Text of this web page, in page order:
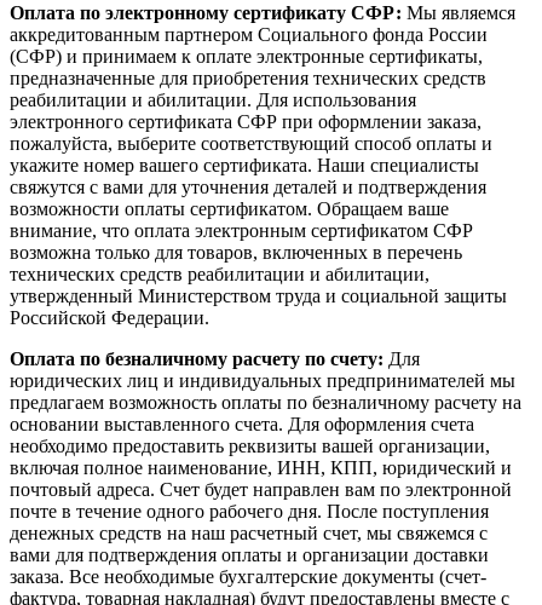
Оплата по электронному сертификату СФР: Мы являемся
аккредитованным партнером Социального фонда России
(СФР) и принимаем к оплате электронные сертификаты,
предназначенные для приобретения технических средств
реабилитации и абилитации. Для использования
электронного сертификата СФР при оформлении заказа,
пожалуйста, выберите соответствующий способ оплаты и
укажите номер вашего сертификата. Наши специалисты
свяжутся с вами для уточнения деталей и подтверждения
возможности оплаты сертификатом. Обращаем ваше
внимание, что оплата электронным сертификатом СФР
возможна только для товаров, включенных в перечень
технических средств реабилитации и абилитации,
утвержденный Министерством труда и социальной защиты
Российской Федерации.
Оплата по безналичному расчету по счету: Для
юридических лиц и индивидуальных предпринимателей мы
предлагаем возможность оплаты по безналичному расчету на
основании выставленного счета. Для оформления счета
необходимо предоставить реквизиты вашей организации,
включая полное наименование, ИНН, КПП, юридический и
почтовый адреса. Счет будет направлен вам по электронной
почте в течение одного рабочего дня. После поступления
денежных средств на наш расчетный счет, мы свяжемся с
вами для подтверждения оплаты и организации доставки
заказа. Все необходимые бухгалтерские документы (счет-
фактура, товарная накладная) будут предоставлены вместе с